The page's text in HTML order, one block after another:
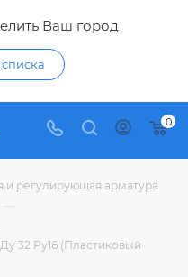
Ваш город
0
и регулирующая арматура
—
32 Ру16 (Пластиковый